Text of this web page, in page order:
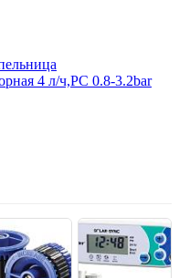
4 л/ч,РС 0.8-3.2bar